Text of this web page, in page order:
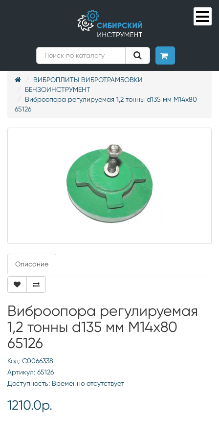
ВИБРОПЛИТЫ ВИБРОТРАМБОВКИ
БЕНЗОИНСТРУМЕНТ
Виброопора регулируемая 1,2 тонны d135 мм М14х80
65126
Описание
Виброопора регулируемая
1,2 тонны d135 мм М14х80
65126
Код: С0066338
Артикул: 65126
Доступность: Временно отсутствует
1210.0р.